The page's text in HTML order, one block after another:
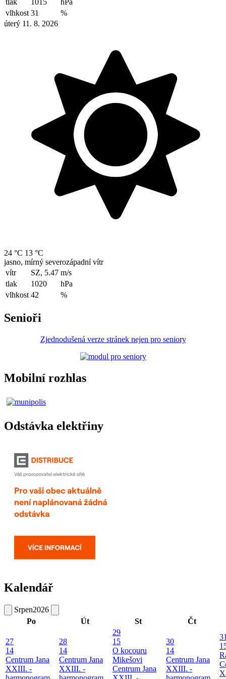
tlak 1015
hPa
vlhkost 31
%
úterý 11. 8. 2026
24 °C 13 °C
jasno, mírný severozápadní vítr
vítr
SZ, 5.47 m/s
tlak
1020
hPa
vlhkost 42 %
Senioři
Zjednodušená verze stránek nejen pro seniory
Mobilní rozhlas
Odstávka elektřiny
Kalendář
Srpen2026
Po
Út St Čt
27
14
Centrum Jana
XXIII. -
28
14
Centrum Jana
XXIII. -
29
15
O kocouru
Mikešovi
Centrum Jana
30
14
Centrum Jana
XXIII. -